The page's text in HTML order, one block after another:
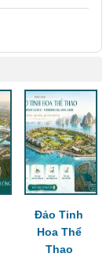
Đảo Tinh
Hoa Thể
Thao